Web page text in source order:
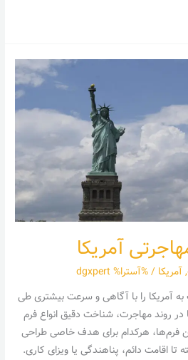
آمریکا
,آمریکا / %آسترا% dgxpert
آمریکا را با آگاهی و سرعت بیشتری طی
روند مهاجرت، شناخت دقیق انواع فرم
فرم‌ها، هرکدام برای هدف خاصی طراحی
تا اقامت دائم، پناهندگی یا ویزای کاری.